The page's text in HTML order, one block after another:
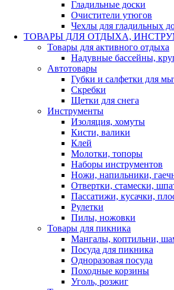
Гладильные доски
Очистители утюгов
Чехлы для гладильных
ТОВАРЫ ДЛЯ ОТДЫХА,
Товары для активного отдыха
Надувные бассейны,
Автотовары
Губки и салфетки для
Скребки
Щетки для снега
Инструменты
Изоляция, хомуты
Кисти, валики
Клей
Молотки, топоры
Наборы инструментов
Ножи, напильники,
Отвертки, стамески,
Пассатижи, кусачки,
Рулетки
Пилы, ножовки
Товары для пикника
Мангалы, коптильни,
Посуда для пикника
Одноразовая посуда
Походные корзины
Уголь, розжиг